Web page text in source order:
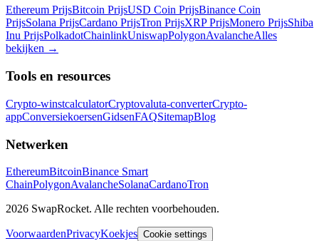
Ethereum PrijsBitcoin PrijsUSD Coin PrijsBinance Coin
PrijsSolana PrijsCardano PrijsTron PrijsXRP PrijsMonero PrijsShiba
Inu PrijsPolkadotChainlinkUniswapPolygonAvalancheAlles
bekijken →
Tools en resources
Crypto-winstcalculatorCryptovaluta-converterCrypto-
appConversiekoersenGidsenFAQSitemapBlog
Netwerken
EthereumBitcoinBinance Smart
ChainPolygonAvalancheSolanaCardanoTron
2026 SwapRocket. Alle rechten voorbehouden.
VoorwaardenPrivacyKoekjes Cookie settings